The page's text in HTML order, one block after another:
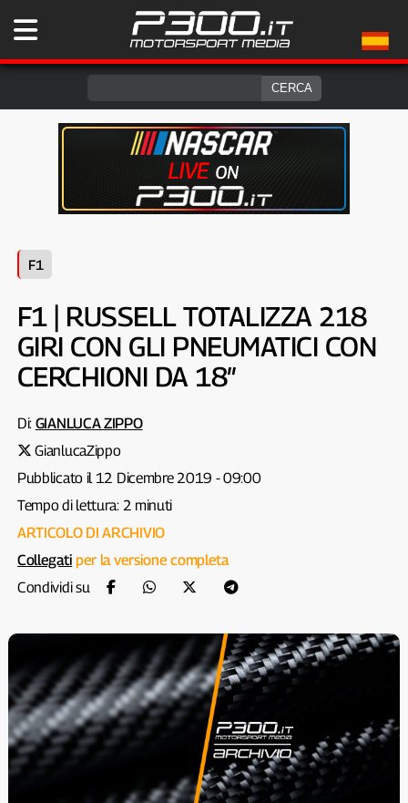
F1
F1 | RUSSELL TOTALIZZA 218
GIRI CON GLI PNEUMATICI CON
CERCHIONI DA 18″
Di: GIANLUCA ZIPPO
GianlucaZippo
Pubblicato il 12 Dicembre 2019 - 09:00
Tempo di lettura: 2 minuti
ARTICOLO DI ARCHIVIO
Collegati per la versione completa
Condividi su